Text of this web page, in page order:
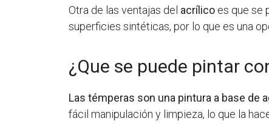
Otra de las ventajas del acrílico es que se
superficies sintéticas, por lo que es una
¿Que se puede pintar
Las témperas son una pintura a base de
fácil manipulación y limpieza, lo que la